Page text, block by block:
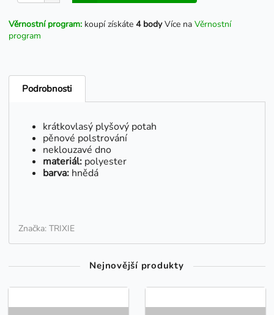
Věrnostní program: koupí získáte 4 bodyVíce na Věrnostní
program
Podrobnosti
krátkovlasý plyšový potah
pěnové polstrování
neklouzavé dno
materiál: polyester
barva: hnědá
Značka: TRIXIE
Nejnovější produkty